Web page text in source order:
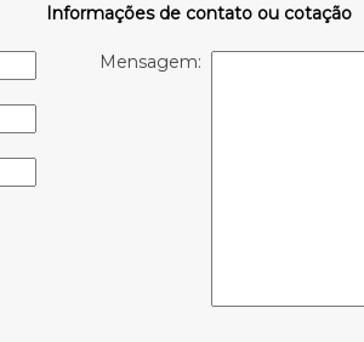
Informações de contato ou cotação
Mensagem: